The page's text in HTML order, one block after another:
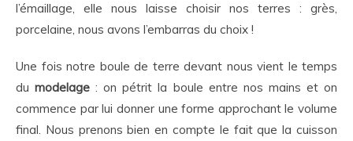
l’émaillage, elle nous laisse choisir nos terres : grès,
porcelaine, nous avons l’embarras du choix !
Une fois notre boule de terre devant nous vient le temps
dumodelage : on pétrit la boule entre nos mains et on
commence par lui donner une forme approchant le volume
final. Nous prenons bien en compte le fait que la cuisson